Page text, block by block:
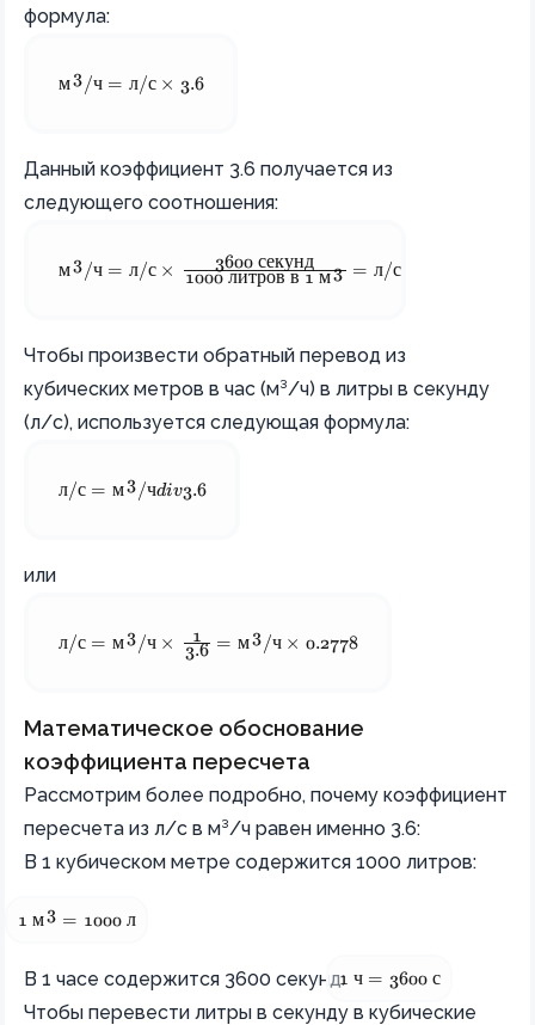
формула:
\text{м}^3/\text{ч} = \text{л}/\text{с} \times 3.6
м 3 /ч = л/с × 3.6
Данный коэффициент 3.6 получается из
следующего соотношения:
\text{м}^3/\text{ч} = \text{л}/\text{с} \times
м 3 /ч = л/с × 1000 литров в 1 м3
3600 секунд
= л/с
Чтобы произвести обратный перевод из
кубических метров в час (м³/ч) в литры в секунду
(л/с), используется следующая формула:
\text{л}/\text{с} = \text{м}^3/\text{ч} div 3.6
л/с = м 3 /чdiv3.6
или
\text{л}/\text{с} = \text{м}^3/\text{ч} \times
л/с = м 3 /ч × 3.6
1 = м 3 /ч × 0.2778
Математическое обоснование
коэффициента пересчета
Рассмотрим более подробно, почему коэффициент
пересчета из л/с в м³/ч равен именно 3.6:
В 1 кубическом метре содержится 1000 литров:
1 \text{ м}^3 = 1000 \text{ л}
1 м 3 = 1000 л
В 1 часе содержится 3600 секунд:1 \text{ ч} = 3600
1 ч = 3600 с
Чтобы перевести литры в секунду в кубические